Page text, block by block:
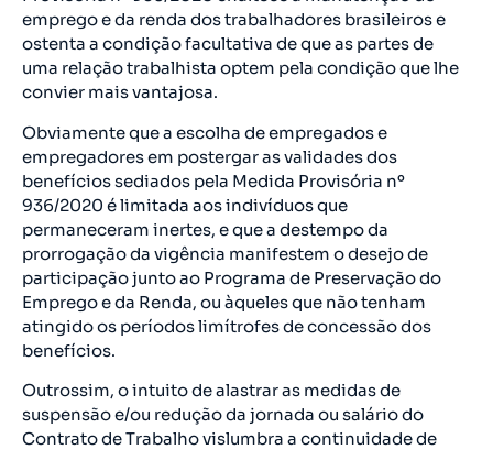
emprego e da renda dos trabalhadores brasileiros e
ostenta a condição facultativa de que as partes de
uma relação trabalhista optem pela condição que lhe
convier mais vantajosa.
Obviamente que a escolha de empregados e
empregadores em postergar as validades dos
benefícios sediados pela Medida Provisória nº
936/2020 é limitada aos indivíduos que
permaneceram inertes, e que a destempo da
prorrogação da vigência manifestem o desejo de
participação junto ao Programa de Preservação do
Emprego e da Renda, ou àqueles que não tenham
atingido os períodos limítrofes de concessão dos
benefícios.
Outrossim, o intuito de alastrar as medidas de
suspensão e/ou redução da jornada ou salário do
Contrato de Trabalho vislumbra a continuidade de